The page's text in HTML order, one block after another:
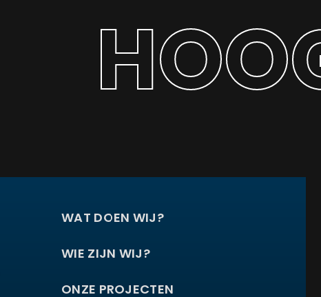
WAT DOEN WIJ?
WIE ZIJN WIJ?
ONZE PROJECTEN